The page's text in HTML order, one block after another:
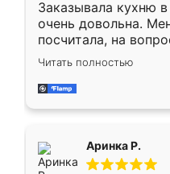
Заказывала кухню
очень довольна.
посчитала, на
Замерщик приехал
делу со всей
за день, ребята
Читать полностью
Аринка Р.